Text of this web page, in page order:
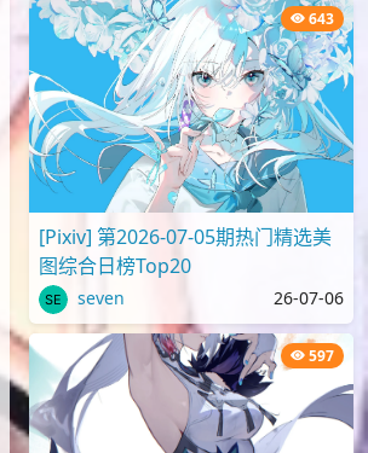
643
[Pixiv] 第2026-07-05期热门精选美
图综合日榜Top20
seven 26-07-06
597